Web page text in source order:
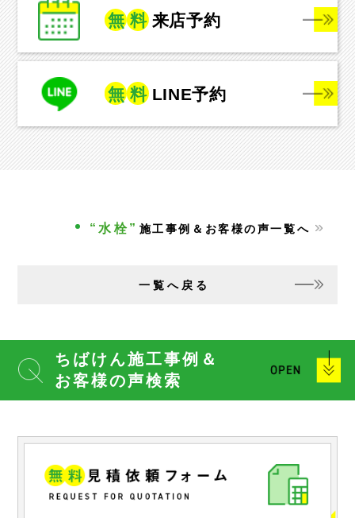
無 料 来店予約
無 料 LINE予約
“水栓” 施工事例＆お客様の声一覧へ
一覧へ戻る
ちばけん施工事例＆
お客様の声検索